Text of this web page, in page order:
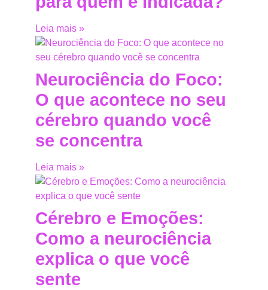
Leia mais »
Neurociência do Foco:
O que acontece no seu
cérebro quando você
se concentra
Leia mais »
Cérebro e Emoções:
Como a neurociência
explica o que você
sente